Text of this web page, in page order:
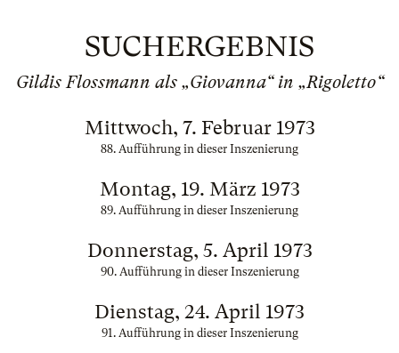
SUCHERGEBNIS
Gildis Flossmann als „Giovanna“ in „Rigoletto“
Mittwoch, 7. Februar 1973
88. Aufführung in dieser Inszenierung
Montag, 19. März 1973
89. Aufführung in dieser Inszenierung
Donnerstag, 5. April 1973
90. Aufführung in dieser Inszenierung
Dienstag, 24. April 1973
91. Aufführung in dieser Inszenierung